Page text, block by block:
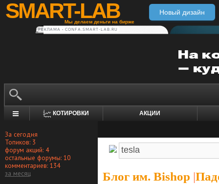
SMART-LAB
Мы делаем деньги на бирже
Новый дизайн
РЕКЛАМА • CONFA.SMART-LAB.RU
КОТИРОВКИ АКЦИИ
За сегодня
Топиков: 3
форум акций: 4
остальные форумы: 10
комментариев: 134
за месяц
Блог им. Bishop |